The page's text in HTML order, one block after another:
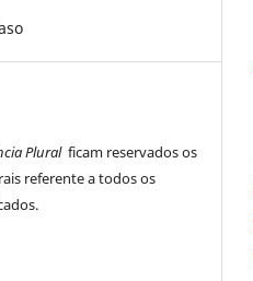
Pluralficam reservados os
referente a todos os